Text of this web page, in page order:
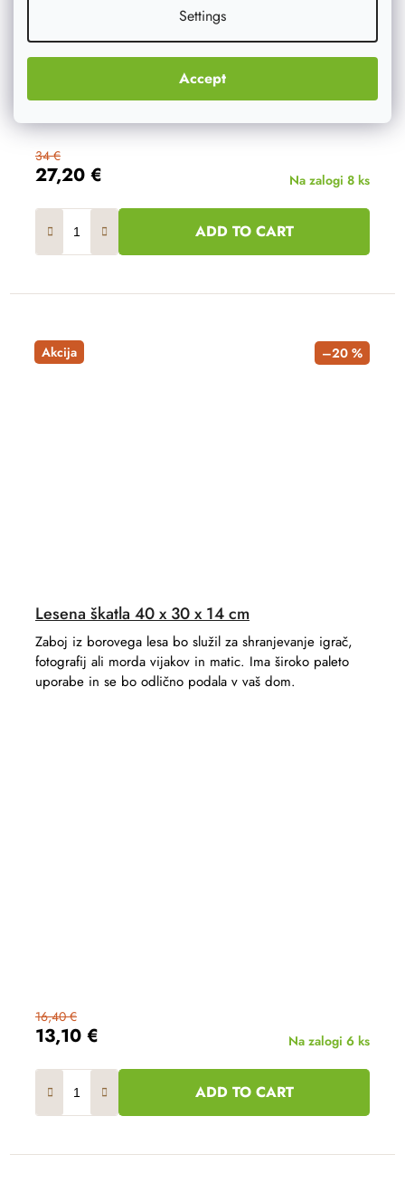
Settings
Accept
27,20 €
34 €
Na zalogi 8 ks
ADD TO CART
Akcija –20 %
Lesena škatla 40 x 30 x 14 cm
13,10 €
16,40 €
Na zalogi 6 ks
ADD TO CART
Zaboj iz borovega lesa bo služil za shranjevanje igrač,
fotografij ali morda vijakov in matic. Ima široko paleto
uporabe in se bo odlično podala v vaš dom.